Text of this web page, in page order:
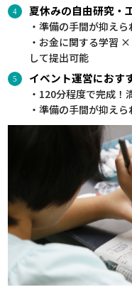
夏休みの自由研究・
・準備の手間が抑え
・お金に関する学習
して提出可能
イベント運営におす
・120分程度で完成！
・準備の手間が抑え